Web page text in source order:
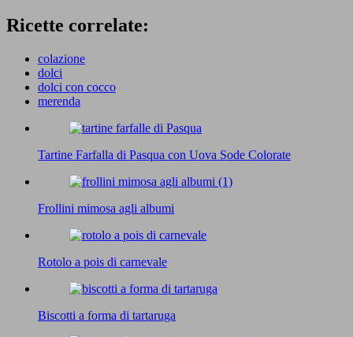
Ricette correlate:
colazione
dolci
dolci con cocco
merenda
Tartine Farfalla di Pasqua con Uova Sode Colorate
Frollini mimosa agli albumi
Rotolo a pois di carnevale
Biscotti a forma di tartaruga